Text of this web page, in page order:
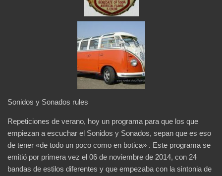
Sonidos y Sonados rules
Repeticiones de verano, hoy un programa para que los que
empiezan a escuchar el Sonidos y Sonados, sepan que es eso
de tener «de todo un poco como en botica» . Este programa se
emitió por primera vez el 06 de noviembre de 2014, con 24
bandas de estilos diferentes y que empezaba con la sintonia de